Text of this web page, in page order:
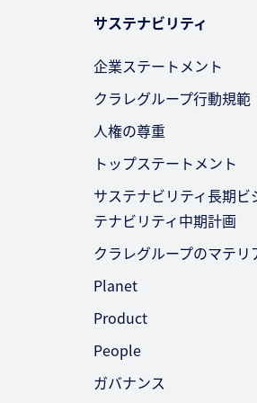
サステナビリティ
企業ステートメント
クラレグループ行動規範
人権の尊重
トップステートメント
サステナビリティ長期ビ
テナビリティ中期計画
クラレグループのマテリ
Planet
Product
People
ガバナンス